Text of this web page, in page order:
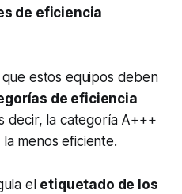
de eficiencia
estos equipos deben
de eficiencia
decir, la categoría A+++
menos eficiente.
el etiquetado de los